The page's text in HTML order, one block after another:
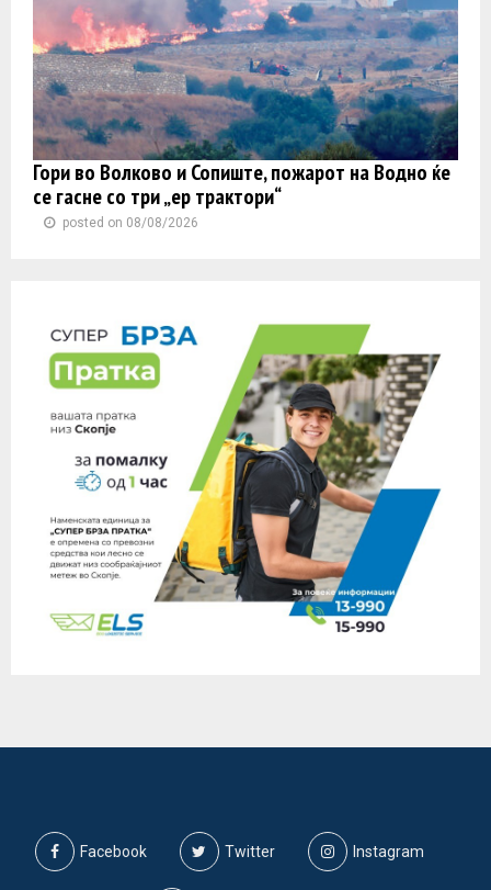
Гори во Волково и Сопиште, пожарот на Водно ќе
се гасне со три „ер трактори“
posted on 08/08/2026
Facebook Twitter Instagram